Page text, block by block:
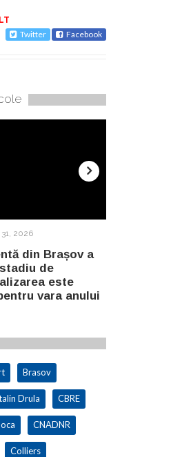
Twitter Facebook
31, 2026
din Brașov a
de
este
vara anului
Brasov
Drula CBRE
CNADNR
Colliers